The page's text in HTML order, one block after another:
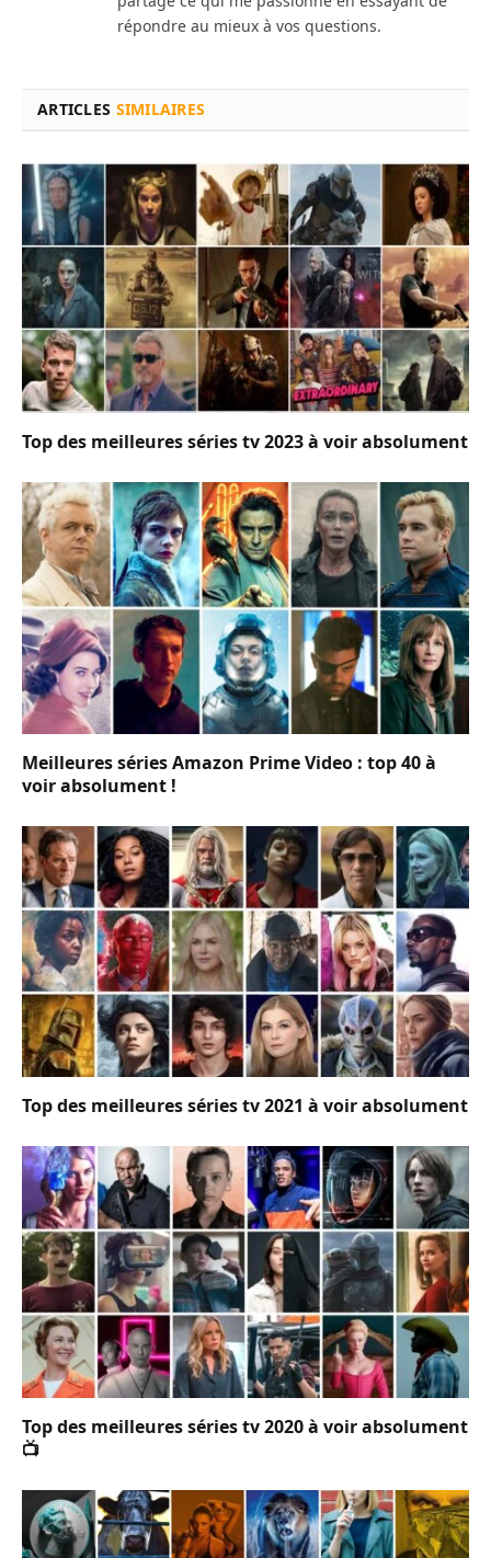
répondre au mieux à vos questions.
ARTICLES SIMILAIRES
Top des meilleures séries tv 2023 à voir absolument
Meilleures séries Amazon Prime Video : top 40 à
voir absolument !
Top des meilleures séries tv 2021 à voir absolument
Top des meilleures séries tv 2020 à voir absolument
📺